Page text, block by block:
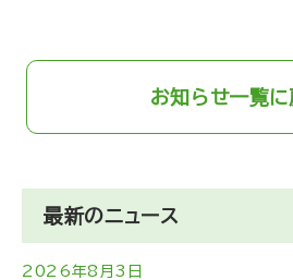
お知らせ一覧に
最新のニュース
2026年8月3日